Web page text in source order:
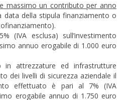
massimo un contributo per anno
data della stipula finanziamento o
(IVA esclusa) sull’investimento
annuo erogabile di 1.000 euro
attrezzature ed infrastrutture
dei livelli di sicurezza aziendale il
effettuato è pari al 7% (IVA
erogabile annuo di 1.750 euro